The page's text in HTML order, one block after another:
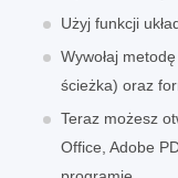
Użyj funkcji
Wywołaj
ścieżka) oraz
Teraz możesz
Office, Adobe